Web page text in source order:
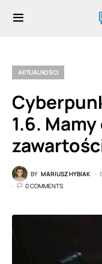
AKTUALNOŚCI
1.6.
BY MARIUSZ HYBIAK
0 COMMENTS